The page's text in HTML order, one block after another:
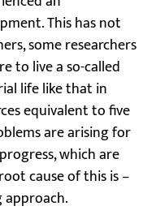
This has not
some researchers
to live a so-called
life like that in
equivalent to five
are arising for
which are
cause of this is –